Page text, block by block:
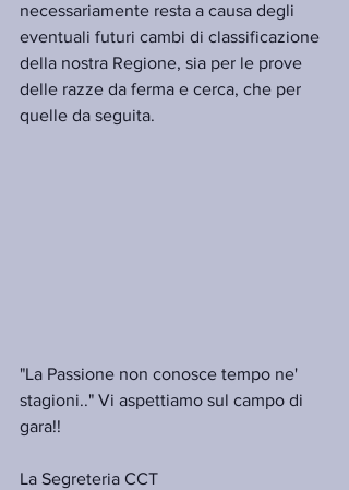
necessariamente resta a causa degli
eventuali futuri cambi di classificazione
della nostra Regione, sia per le prove
delle razze da ferma e cerca, che per
quelle da seguita.
"La Passione non conosce tempo ne'
stagioni.." Vi aspettiamo sul campo di
gara!!
La Segreteria CCT